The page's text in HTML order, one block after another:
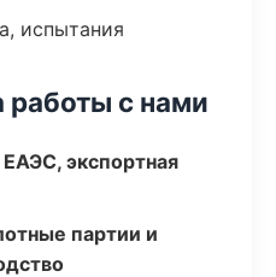
испытания
с нами
экспортная
партии и